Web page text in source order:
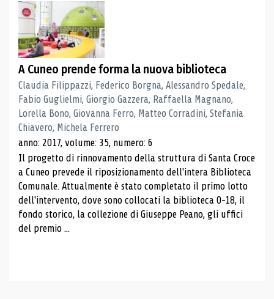
A Cuneo prende forma la nuova biblioteca
Claudia Filippazzi, Federico Borgna, Alessandro Spedale,
Fabio Guglielmi, Giorgio Gazzera, Raffaella Magnano,
Lorella Bono, Giovanna Ferro, Matteo Corradini, Stefania
Chiavero, Michela Ferrero
anno: 2017, volume: 35, numero: 6
Il progetto di rinnovamento della struttura di Santa Croce
a Cuneo prevede il riposizionamento dell'intera Biblioteca
Comunale. Attualmente è stato completato il primo lotto
dell'intervento, dove sono collocati la biblioteca 0-18, il
fondo storico, la collezione di Giuseppe Peano, gli uffici
del premio ...